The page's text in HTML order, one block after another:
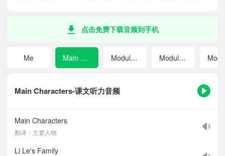
点击免费下载音频到手机
Main Characters-课文听力音频
Main Characters
翻译：主要人物
Li Le's Family
Me Main Characters Module A Lovely Animals Module B Happy Family